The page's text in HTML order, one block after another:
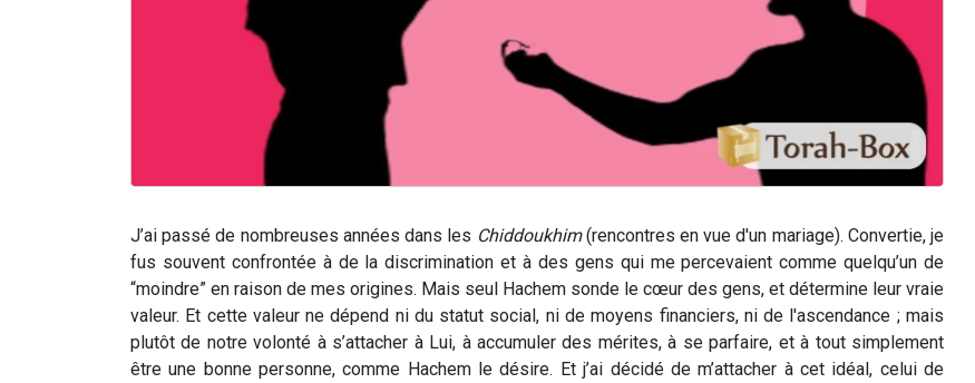
J’ai passé de nombreuses années dans les Chiddoukhim(rencontres en vue d'un mariage). Convertie, je
fus souvent confrontée à de la discrimination et à des gens qui me percevaient comme quelqu’un de
“moindre” en raison de mes origines. Mais seul Hachem sonde le cœur des gens, et détermine leur vraie
valeur. Et cette valeur ne dépend ni du statut social, ni de moyens financiers, ni de l'ascendance ; mais
plutôt de notre volonté à s’attacher à Lui, à accumuler des mérites, à se parfaire, et à tout simplement
être une bonne personne, comme Hachem le désire. Et j’ai décidé de m’attacher à cet idéal, celui de